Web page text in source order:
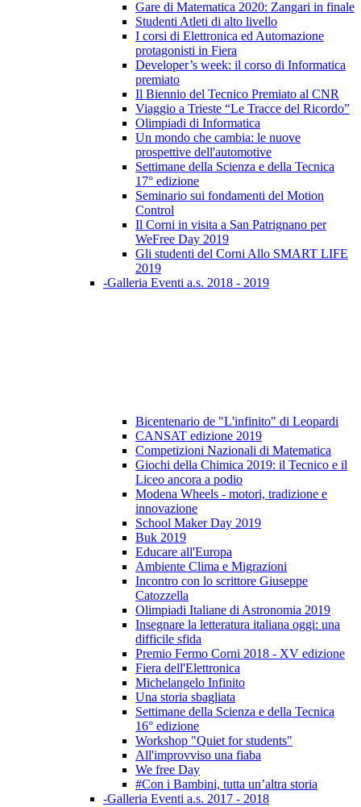
Gare di Matematica 2020: Zangari in finale
Studenti Atleti di alto livello
I corsi di Elettronica ed Automazione
protagonisti in Fiera
Developer’s week: il corso di Informatica
premiato
Il Biennio del Tecnico Premiato al CNR
Viaggio a Trieste “Le Tracce del Ricordo”
Olimpiadi di Informatica
Un mondo che cambia: le nuove
prospettive dell'automotive
Settimane della Scienza e della Tecnica
17° edizione
Seminario sui fondamenti del Motion
Control
Il Corni in visita a San Patrignano per
WeFree Day 2019
Gli studenti del Corni Allo SMART LIFE
2019
-Galleria Eventi a.s. 2018 - 2019
Bicentenario de "L'infinito" di Leopardi
CANSAT edizione 2019
Competizioni Nazionali di Matematica
Giochi della Chimica 2019: il Tecnico e il
Liceo ancora a podio
Modena Wheels - motori, tradizione e
innovazione
School Maker Day 2019
Buk 2019
Educare all'Europa
Ambiente Clima e Migrazioni
Incontro con lo scrittore Giuseppe
Catozzella
Olimpiadi Italiane di Astronomia 2019
Insegnare la letteratura italiana oggi: una
difficile sfida
Premio Fermo Corni 2018 - XV edizione
Fiera dell'Elettronica
Michelangelo Infinito
Una storia sbagliata
Settimane della Scienza e della Tecnica
16° edizione
Workshop "Quiet for students"
All'improvviso una fiaba
We free Day
#Con i Bambini, tutta un’altra storia
-Galleria Eventi a.s. 2017 - 2018